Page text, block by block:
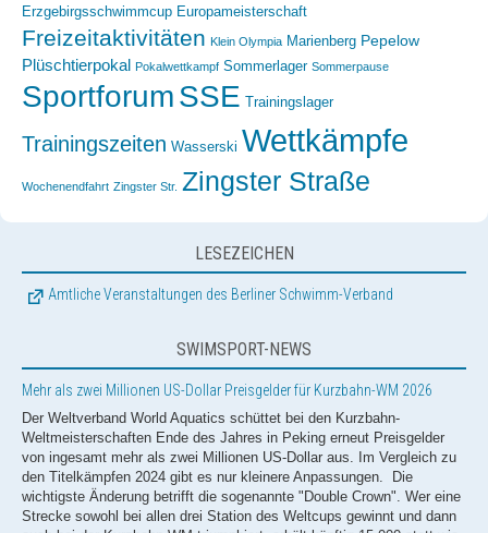
Erzgebirgsschwimmcup Europameisterschaft
Freizeitaktivitäten Klein Olympia Marienberg Pepelow
Plüschtierpokal Pokalwettkampf Sommerlager Sommerpause
SportforumSSE Trainingslager
Trainingszeiten Wasserski Wettkämpfe
Wochenendfahrt Zingster Str. Zingster Straße
LESEZEICHEN
Amtliche Veranstaltungen des Berliner Schwimm-Verband
SWIMSPORT-NEWS
Mehr als zwei Millionen US-Dollar Preisgelder für Kurzbahn-WM 2026
Der Weltverband World Aquatics schüttet bei den Kurzbahn-
von ingesamt mehr als zwei Millionen US-Dollar aus. Im Vergleich zu
den Titelkämpfen 2024 gibt es nur kleinere Anpassungen. Die
wichtigste Änderung betrifft die sogenannte "Double Crown". Wer eine
Strecke sowohl bei allen drei Station des Weltcups gewinnt und dann
auch bei der Kurzbahn-WM triumphiert, erhält künftig 15.000 statt wie
bisher 10.000 US-Dollar. Diese Sonderprämie wurde 2024 zum ersten